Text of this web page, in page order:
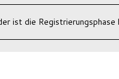
ist die Registrierungsphase